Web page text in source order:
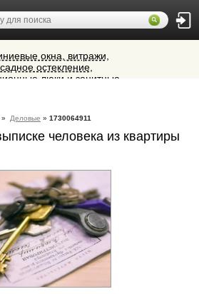
окна, витражи,
остекление,
люки и зенитные
для животных.
в Челябинск утром и
» Деловые » 1730064911
человека из квартиры